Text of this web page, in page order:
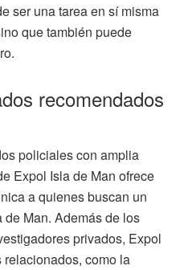
ser una tarea en sí misma
que también puede
recomendados
policiales con amplia
Expol Isla de Man ofrece
a quienes buscan un
Man. Además de los
privados, Expol
como la